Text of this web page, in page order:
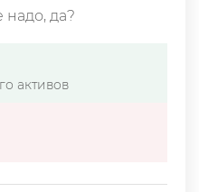
да?
активов